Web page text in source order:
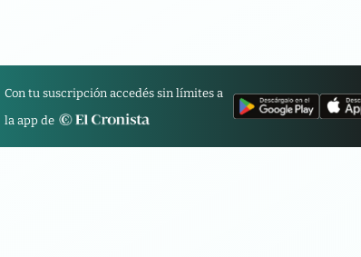
Con tu suscripción accedés sin límites a
la app de